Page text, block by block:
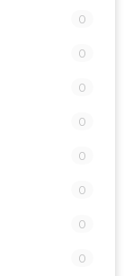
0
0
0
0
0
0
0
0